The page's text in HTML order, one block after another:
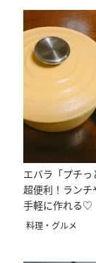
エバラ「プチ
超便利！ラン
手軽に作れる♡
料理・グルメ